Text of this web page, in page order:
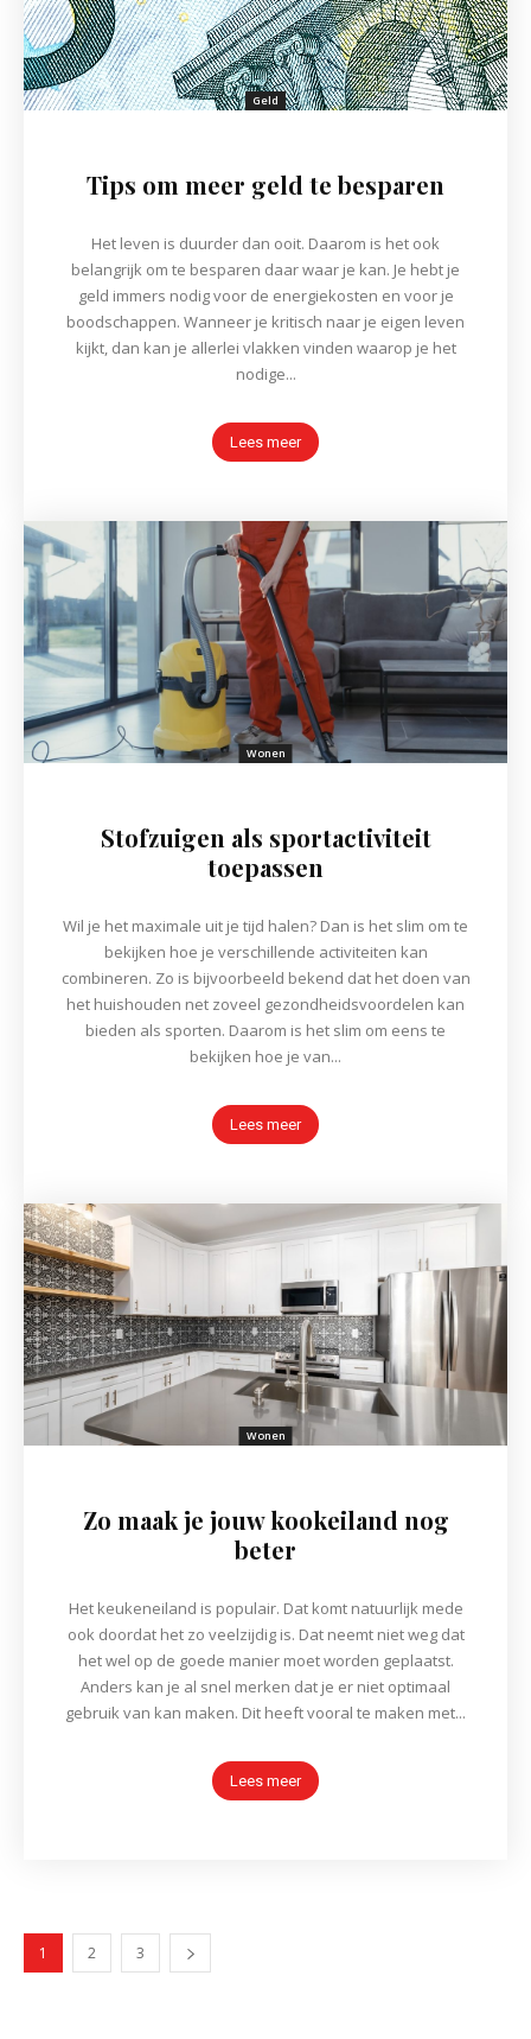
Geld
Tips om meer geld te besparen
Het leven is duurder dan ooit. Daarom is het ook
belangrijk om te besparen daar waar je kan. Je hebt je
geld immers nodig voor de energiekosten en voor je
boodschappen. Wanneer je kritisch naar je eigen leven
kijkt, dan kan je allerlei vlakken vinden waarop je het
nodige...
Lees meer
Wonen
Stofzuigen als sportactiviteit
toepassen
Wil je het maximale uit je tijd halen? Dan is het slim om te
bekijken hoe je verschillende activiteiten kan
combineren. Zo is bijvoorbeeld bekend dat het doen van
het huishouden net zoveel gezondheidsvoordelen kan
bieden als sporten. Daarom is het slim om eens te
bekijken hoe je van...
Lees meer
Wonen
Zo maak je jouw kookeiland nog
beter
Het keukeneiland is populair. Dat komt natuurlijk mede
ook doordat het zo veelzijdig is. Dat neemt niet weg dat
het wel op de goede manier moet worden geplaatst.
Anders kan je al snel merken dat je er niet optimaal
gebruik van kan maken. Dit heeft vooral te maken met...
Lees meer
1 2 3